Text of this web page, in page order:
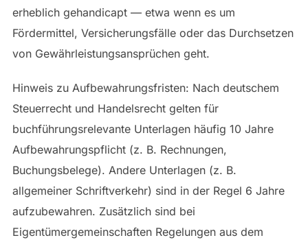
erheblich gehandicapt — etwa wenn es um
Fördermittel, Versicherungsfälle oder das Durchsetzen
von Gewährleistungsansprüchen geht.
Hinweis zu Aufbewahrungsfristen: Nach deutschem
Steuerrecht und Handelsrecht gelten für
buchführungsrelevante Unterlagen häufig 10 Jahre
Aufbewahrungspflicht (z. B. Rechnungen,
Buchungsbelege). Andere Unterlagen (z. B.
allgemeiner Schriftverkehr) sind in der Regel 6 Jahre
aufzubewahren. Zusätzlich sind bei
Eigentümergemeinschaften Regelungen aus dem